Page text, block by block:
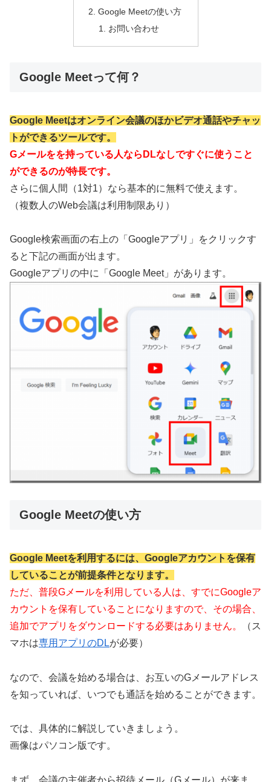
Google Meetの使い方
お問い合わせ
Google Meetって何？
Google Meetはオンライン会議のほかビデオ通話やチャッ
トができるツールです。
Gメールをを持っている人ならDLなしですぐに使うこと
ができるのが特長です。
さらに個人間（1対1）なら基本的に無料で使えます。
（複数人のWeb会議は利用制限あり）
Google検索画面の右上の「Googleアプリ」をクリックす
ると下記の画面が出ます。
Googleアプリの中に「Google Meet」があります。
Google Meetの使い方
Google Meetを利用するには、Googleアカウントを保有
していることが前提条件となります。
ただ、普段Gメールを利用している人は、すでにGoogleア
カウントを保有していることになりますので、その場合、
追加でアプリをダウンロードする必要はありません。
（ス
マホは専用アプリのDLが必要）
なので、会議を始める場合は、お互いのGメールアドレス
を知っていれば、いつでも通話を始めることができます。
では、具体的に解説していきましょう。
画像はパソコン版です。
まず、会議の主催者から招待メール（Gメール）が来ま